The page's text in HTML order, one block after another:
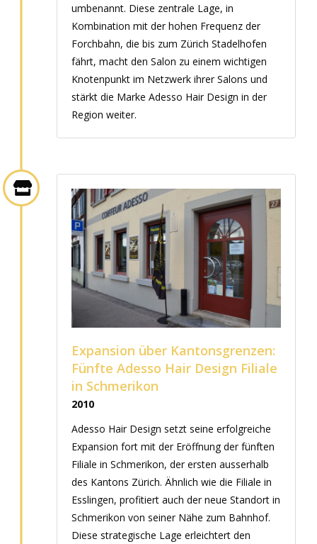
umbenannt. Diese zentrale Lage, in
Kombination mit der hohen Frequenz der
Forchbahn, die bis zum Zürich Stadelhofen
fährt, macht den Salon zu einem wichtigen
Knotenpunkt im Netzwerk ihrer Salons und
stärkt die Marke Adesso Hair Design in der
Region weiter.
Expansion über Kantonsgrenzen:
Fünfte Adesso Hair Design Filiale
in Schmerikon
2010
Adesso Hair Design setzt seine erfolgreiche
Expansion fort mit der Eröffnung der fünften
Filiale in Schmerikon, der ersten ausserhalb
des Kantons Zürich. Ähnlich wie die Filiale in
Esslingen, profitiert auch der neue Standort in
Schmerikon von seiner Nähe zum Bahnhof.
Diese strategische Lage erleichtert den